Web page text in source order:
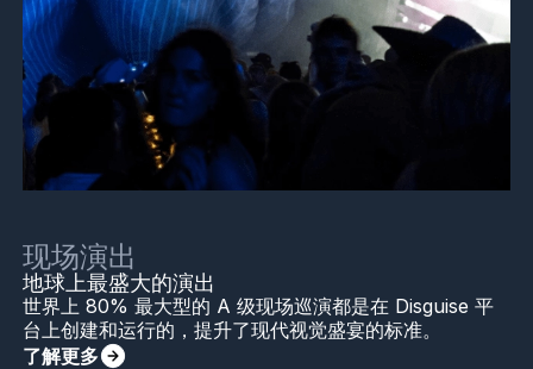
现场演出
地球上最盛大的演出
世界上 80% 最大型的 A 级现场巡演都是在 Disguise 平
台上创建和运行的，提升了现代视觉盛宴的标准。
了解更多